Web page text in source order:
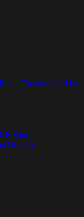
– Participant List
Race
Skate